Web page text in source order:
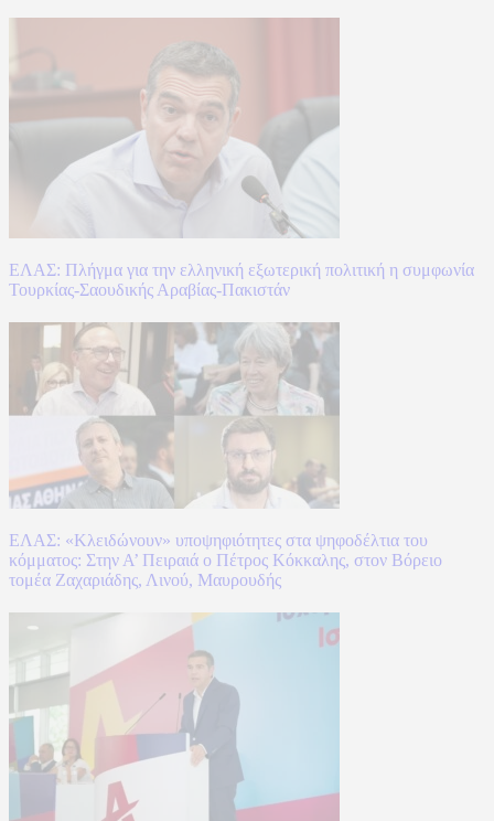
ΕΛΑΣ: Πλήγμα για την ελληνική εξωτερική πολιτική η συμφωνία
Τουρκίας-Σαουδικής Αραβίας-Πακιστάν
ΕΛΑΣ: «Κλειδώνουν» υποψηφιότητες στα ψηφοδέλτια του
κόμματος: Στην Α’ Πειραιά ο Πέτρος Κόκκαλης, στον Βόρειο
τομέα Ζαχαριάδης, Λινού, Μαυρουδής